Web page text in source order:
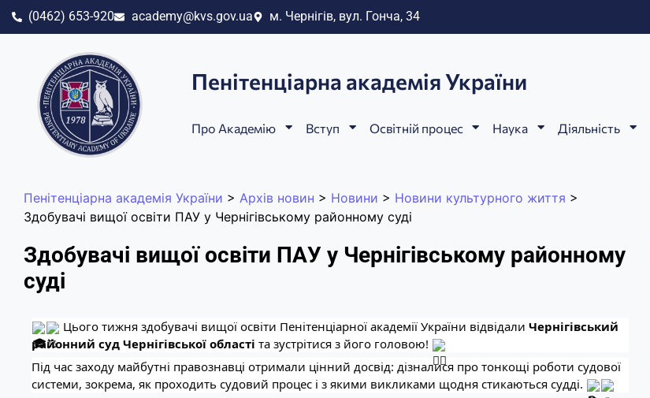
(0462) 653-920 academy@kvs.gov.ua м. Чернігів, вул. Гонча, 34
Пенітенціарна академія України
Про Академію Вступ Освітній процес Наука Діяльність
Пенітенціарна академія України > Архів новин > Новини > Новини культурного життя >
Здобувачі вищої освіти ПАУ у Чернігівському районному суді
Здобувачі вищої освіти ПАУ у Чернігівському районному
суді
Цього тижня здобувачі вищої освіти Пенітенціарної академії України відвідали Чернігівський
районний суд Чернігівської області та зустрітися з його головою!
Під час заходу майбутні правознавці отримали цінний досвід: дізналися про тонкощі роботи судової
системи, зокрема, як проходить судовий процес і з якими викликами щодня стикаються судді.